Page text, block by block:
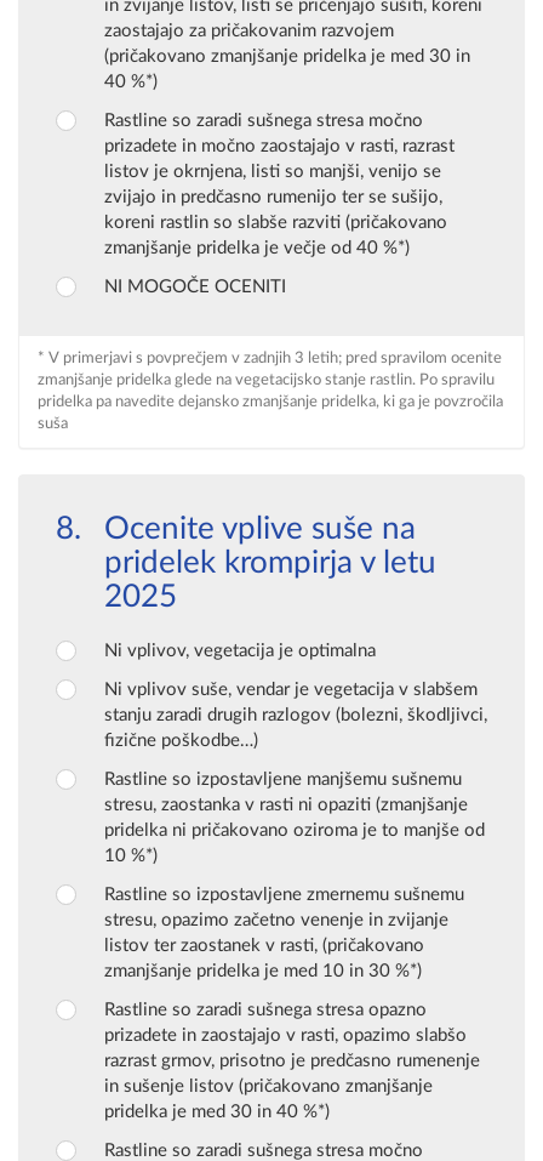
in zvijanje listov, listi se pričenjajo sušiti, koreni
zaostajajo za pričakovanim razvojem
(pričakovano zmanjšanje pridelka je med 30 in
40 %*)
Rastline so zaradi sušnega stresa močno
prizadete in močno zaostajajo v rasti, razrast
listov je okrnjena, listi so manjši, venijo se
zvijajo in predčasno rumenijo ter se sušijo,
koreni rastlin so slabše razviti (pričakovano
zmanjšanje pridelka je večje od 40 %*)
NI MOGOČE OCENITI
* V primerjavi s povprečjem v zadnjih 3 letih; pred spravilom ocenite
zmanjšanje pridelka glede na vegetacijsko stanje rastlin. Po spravilu
pridelka pa navedite dejansko zmanjšanje pridelka, ki ga je povzročila
suša
Ocenite vplive suše na
pridelek krompirja v letu
2025
Ni vplivov, vegetacija je optimalna
Ni vplivov suše, vendar je vegetacija v slabšem
stanju zaradi drugih razlogov (bolezni, škodljivci,
fizične poškodbe…)
Rastline so izpostavljene manjšemu sušnemu
stresu, zaostanka v rasti ni opaziti (zmanjšanje
pridelka ni pričakovano oziroma je to manjše od
10 %*)
Rastline so izpostavljene zmernemu sušnemu
stresu, opazimo začetno venenje in zvijanje
listov ter zaostanek v rasti, (pričakovano
zmanjšanje pridelka je med 10 in 30 %*)
Rastline so zaradi sušnega stresa opazno
prizadete in zaostajajo v rasti, opazimo slabšo
razrast grmov, prisotno je predčasno rumenenje
in sušenje listov (pričakovano zmanjšanje
pridelka je med 30 in 40 %*)
Rastline so zaradi sušnega stresa močno